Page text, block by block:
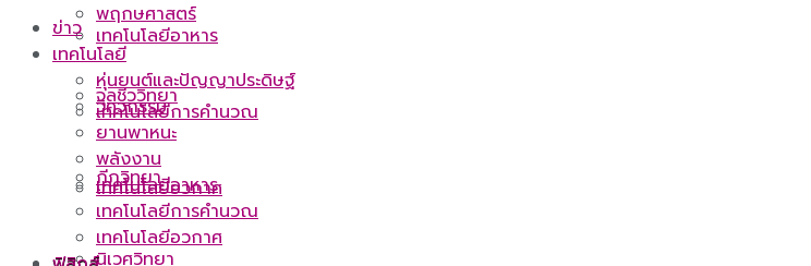
พฤกษศาสตร์
จุลชีววิทยา
กีฏวิทยา
นิเวศวิทยา
เทคโนโลยีอาหาร
เทคโนโลยีการคำนวณ
เทคโนโลยีอวกาศ
ข่าว
เทคโนโลยี
หุ่นยนต์และปัญญาประดิษฐ์
วิศวกรรม
ยานพาหนะ
พลังงาน
เทคโนโลยีอาหาร
เทคโนโลยีการคำนวณ
เทคโนโลยีอวกาศ